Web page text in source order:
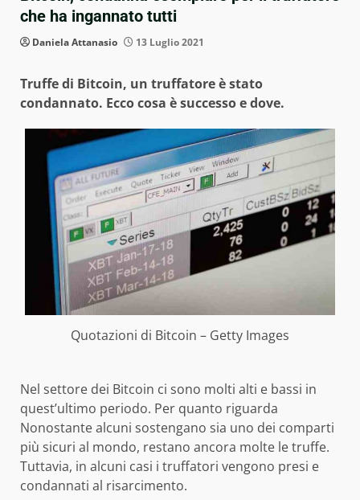
che ha ingannato tutti
Daniela Attanasio 13 Luglio 2021
Truffe di Bitcoin, un truffatore è stato
condannato. Ecco cosa è successo e dove.
Quotazioni di Bitcoin – Getty Images
Nel settore dei Bitcoin ci sono molti alti e bassi in
quest’ultimo periodo. Per quanto riguarda
Nonostante alcuni sostengano sia uno dei comparti
più sicuri al mondo, restano ancora molte le truffe.
Tuttavia, in alcuni casi i truffatori vengono presi e
condannati al risarcimento.